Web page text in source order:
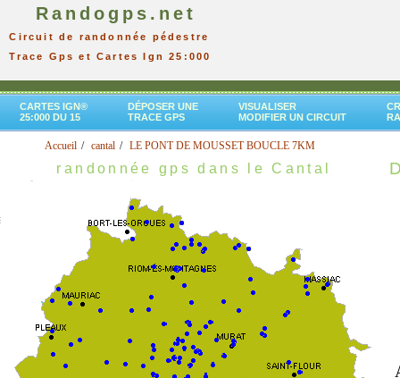
Randogps.net
Circuit de randonnée pédestre
Trace Gps et Cartes Ign 25:000
CARTES IGN®
25:000 DU 15
DÉPOSER UNE
TRACE GPS
VISUALISER
MODIFIER UN CIRCUIT
Accueil cantal LE PONT DE MOUSSET BOUCLE 7KM
randonnée gps dans le Cantal